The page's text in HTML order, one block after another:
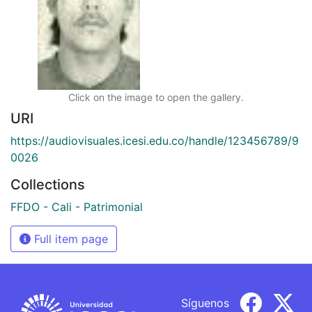
Click on the image to open the gallery.
URI
https://audiovisuales.icesi.edu.co/handle/123456789/9
0026
Collections
FFDO - Cali - Patrimonial
Full item page
Síguenos